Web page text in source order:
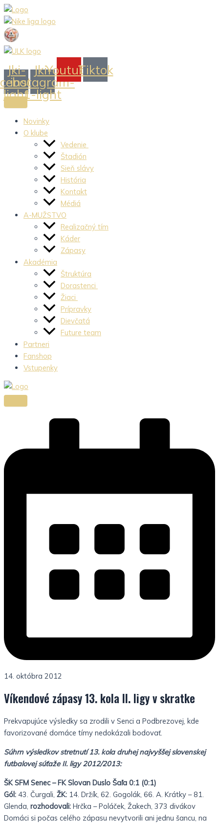
Preskočiť
na
obsah
Jki-
light
Jki-
instagram-
1-light
YoutubeTiktok
Novinky
O klube
Vedenie
Štadión
Sieň slávy
História
Kontakt
Médiá
A-MUŽSTVO
Realizačný tím
Káder
Zápasy
Akadémia
Štruktúra
Dorastenci
Žiaci
Prípravky
Dievčatá
Future team
Partneri
Fanshop
Vstupenky
14. októbra 2012
Víkendové zápasy 13. kola II. ligy v skratke
Prekvapujúce výsledky sa zrodili v Senci a Podbrezovej, kde
favorizované domáce tímy nedokázali bodovať.
Súhrn výsledkov stretnutí 13. kola druhej najvyššej slovenskej
futbalovej súťaže II. ligy 2012/2013:
ŠK SFM Senec – FK Slovan Duslo Šaľa 0:1 (0:1)
Gól: 43. Čurgali, ŽK: 14. Držík, 62. Gogolák, 66. A. Krátky – 81.
Glenda, rozhodovali: Hrčka – Poláček, Žakech, 373 divákov
Domáci si počas celého zápasu nevytvorili ani jednu šancu, na